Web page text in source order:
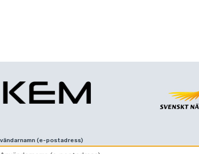
(e-postadress)